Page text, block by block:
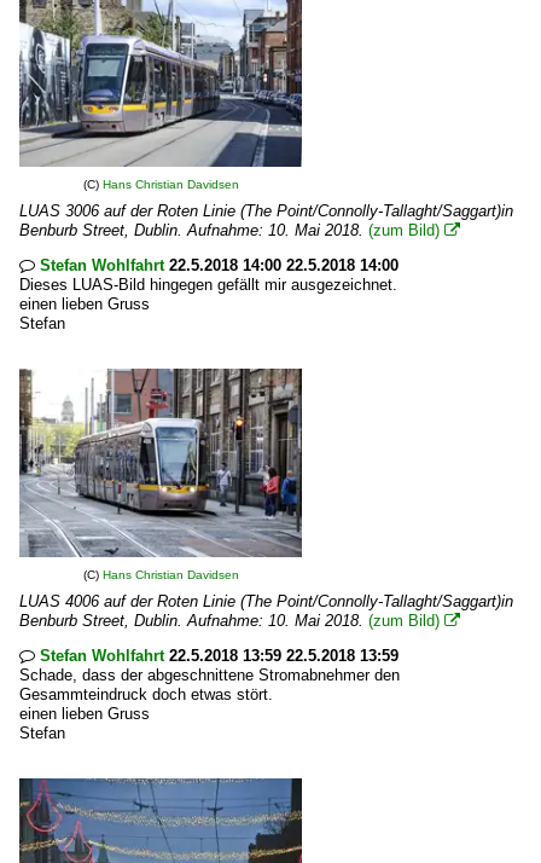
(C) Hans Christian Davidsen
LUAS 3006 auf der Roten Linie (The Point/Connolly-Tallaght/Saggart)in
Benburb Street, Dublin. Aufnahme: 10. Mai 2018. (zum Bild) 
 Stefan Wohlfahrt22.5.2018 14:00 22.5.2018 14:00
Dieses LUAS-Bild hingegen gefällt mir ausgezeichnet.
einen lieben Gruss
Stefan
(C) Hans Christian Davidsen
LUAS 4006 auf der Roten Linie (The Point/Connolly-Tallaght/Saggart)in
Benburb Street, Dublin. Aufnahme: 10. Mai 2018. (zum Bild) 
 Stefan Wohlfahrt22.5.2018 13:59 22.5.2018 13:59
Schade, dass der abgeschnittene Stromabnehmer den
Gesammteindruck doch etwas stört.
einen lieben Gruss
Stefan